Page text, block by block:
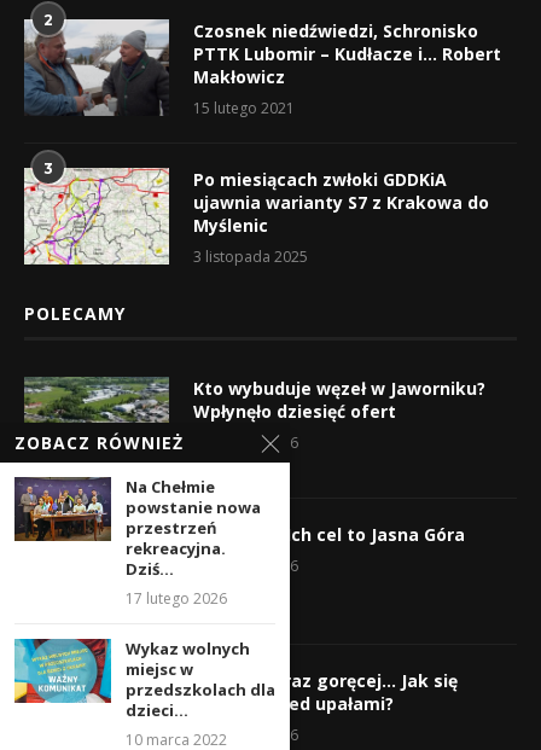
2
Czosnek niedźwiedzi, Schronisko
PTTK Lubomir – Kudłacze i… Robert
Makłowicz
15 lutego 2021
3
Po miesiącach zwłoki GDDKiA
ujawnia warianty S7 z Krakowa do
Myślenic
3 listopada 2025
POLECAMY
Kto wybuduje węzeł w Jaworniku?
Wpłynęło dziesięć ofert
7 sierpnia 2026
Wyruszyli! Ich cel to Jasna Góra
5 sierpnia 2026
Gorąco, coraz goręcej… Jak się
chronić przed upałami?
4 sierpnia 2026
ZOBACZ RÓWNIEŻ
Na Chełmie
powstanie nowa
przestrzeń
rekreacyjna.
Dziś...
17 lutego 2026
Wykaz wolnych
miejsc w
przedszkolach dla
dzieci...
10 marca 2022